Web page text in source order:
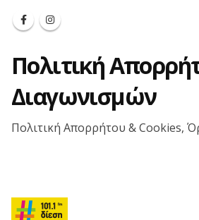
Πολιτική
Διαγωνισμών
Πολιτική Απορρήτου & Cookies,